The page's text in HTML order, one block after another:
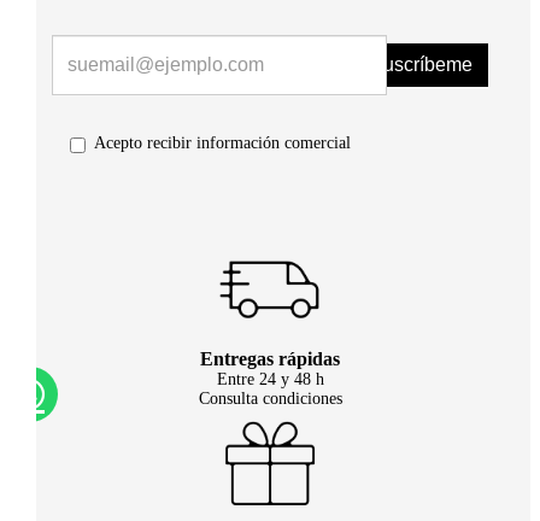
Suscríbeme
Acepto recibir información comercial
Entregas rápidas
Entre 24 y 48 h
Consulta condiciones